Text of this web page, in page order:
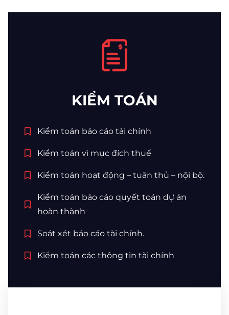
KIỂM TOÁN
Kiểm toán báo cáo tài chính
Kiểm toán vì mục đích thuế
Kiểm toán hoạt động – tuân thủ – nội bộ.
Kiểm toán báo cáo quyết toán dự án
hoàn thành
Soát xét báo cáo tài chính.
Kiểm toán các thông tin tài chính